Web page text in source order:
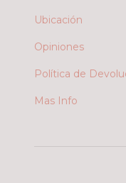
Ubicación
Opiniones
Política de
Mas Info